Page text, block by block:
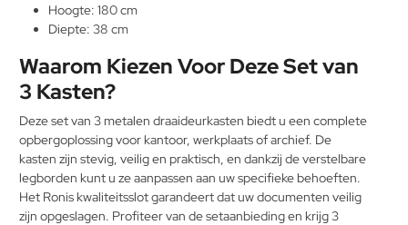
Hoogte: 180 cm
Diepte: 38 cm
Waarom Kiezen Voor Deze Set van
3 Kasten?
Deze set van 3 metalen draaideurkasten biedt u een complete
opbergoplossing voor kantoor, werkplaats of archief. De
kasten zijn stevig, veilig en praktisch, en dankzij de verstelbare
legborden kunt u ze aanpassen aan uw specifieke behoeften.
Het Ronis kwaliteitsslot garandeert dat uw documenten veilig
zijn opgeslagen. Profiteer van de setaanbieding en krijg 3